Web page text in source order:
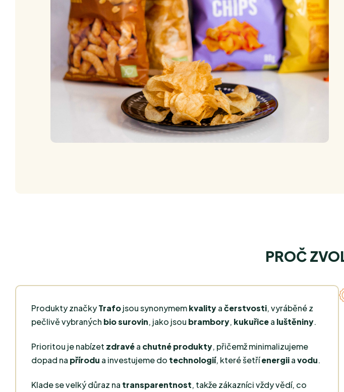
PROČ
Produkty značkyTrafojsou synonymemkvalityačerstvosti, vyráběné z
pečlivě vybraných bio surovin, jako jsou brambory, kukuřicea luštěniny.
Prioritou je nabízet zdravéa chutné produkty, přičemž minimalizujeme
dopad na přírodu a investujeme do technologií, které šetříenergiiavodu.
Klade se velký důraz na transparentnost, takže zákazníci vždy vědí, co